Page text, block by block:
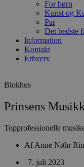
For børn
Kunst og
Par
Det bedste
Information
Kontakt
Erhverv
Blokhus
Prinsens
Topprofessionelle
AfAnne Nøhr
| 7. juli 2023